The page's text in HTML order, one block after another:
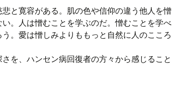
悲と寛容がある。肌の色や信仰の違う他人を憎
。人は憎むことを学ぶのだ。憎むことを学べ
。愛は憎しみよりももっと自然に人のこころ
を、ハンセン病回復者の方々から感じること